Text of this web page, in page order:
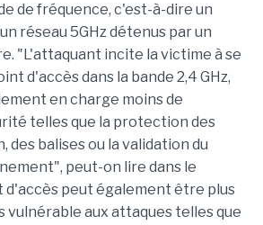
de fréquence, c'est-à-dire un
réseau 5GHz détenus par un
"L'attaquant incite la victime à se
d'accès dans la bande 2,4 GHz,
en charge moins de
telles que la protection des
des balises ou la validation du
peut-on lire dans le
peut également être plus
vulnérable aux attaques telles que